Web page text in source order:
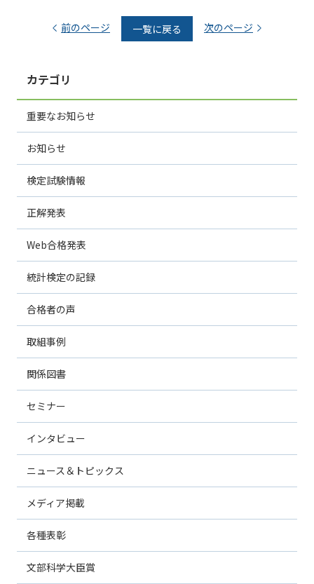
前のページ 一覧に戻る 次のページ
カテゴリ
重要なお知らせ
お知らせ
検定試験情報
正解発表
Web合格発表
統計検定の記録
合格者の声
取組事例
関係図書
セミナー
インタビュー
ニュース＆トピックス
メディア掲載
各種表彰
文部科学大臣賞